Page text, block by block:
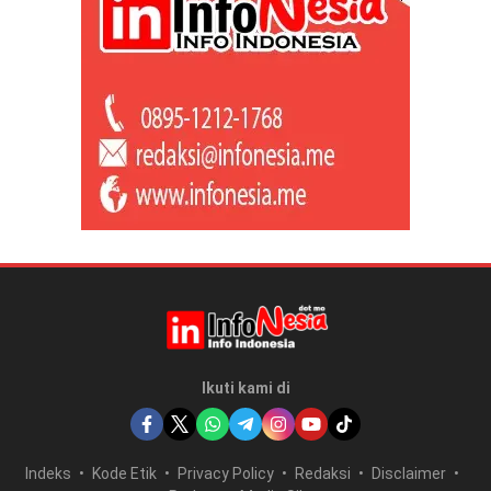
Ikuti kami di
Indeks Kode Etik Privacy Policy Redaksi
Disclaimer